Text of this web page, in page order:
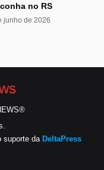
no RS
junho de 2026
suporte da DeltaPress